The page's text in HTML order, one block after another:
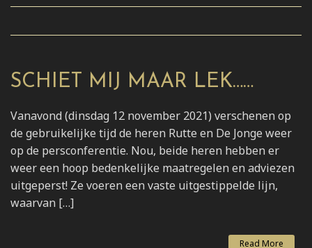
SCHIET MIJ MAAR LEK……
Vanavond (dinsdag 12 november 2021) verschenen op
de gebruikelijke tijd de heren Rutte en De Jonge weer
op de persconferentie. Nou, beide heren hebben er
weer een hoop bedenkelijke maatregelen en adviezen
uitgeperst! Ze voeren een vaste uitgestippelde lijn,
waarvan […]
Read More